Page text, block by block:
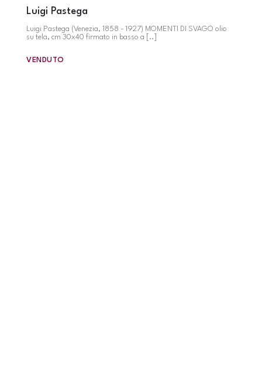
Luigi Pastega
Luigi Pastega (Venezia, 1858 - 1927) MOMENTI DI SVAGO olio
su tela, cm 30x40 firmato in basso a [..]
VENDUTO